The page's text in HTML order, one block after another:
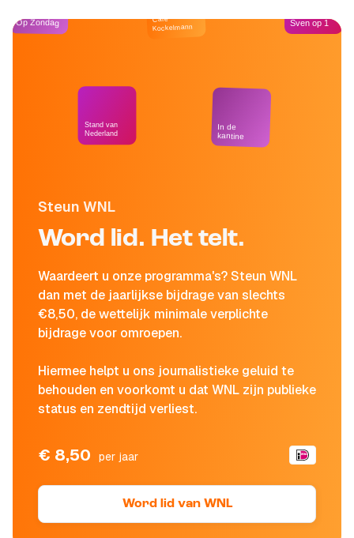
Steun WNL
Word lid. Het telt.
Waardeert u onze programma's? Steun WNL
dan met de jaarlijkse bijdrage van slechts
€8,50, de wettelijk minimale verplichte
bijdrage voor omroepen.
Hiermee helpt u ons journalistieke geluid te
behouden en voorkomt u dat WNL zijn publieke
status en zendtijd verliest.
€ 8,50 per jaar
Word lid van WNL
Op Zondag
Stand van
Nederland
Café
Kockelmann
In de
kantine
Sven op 1